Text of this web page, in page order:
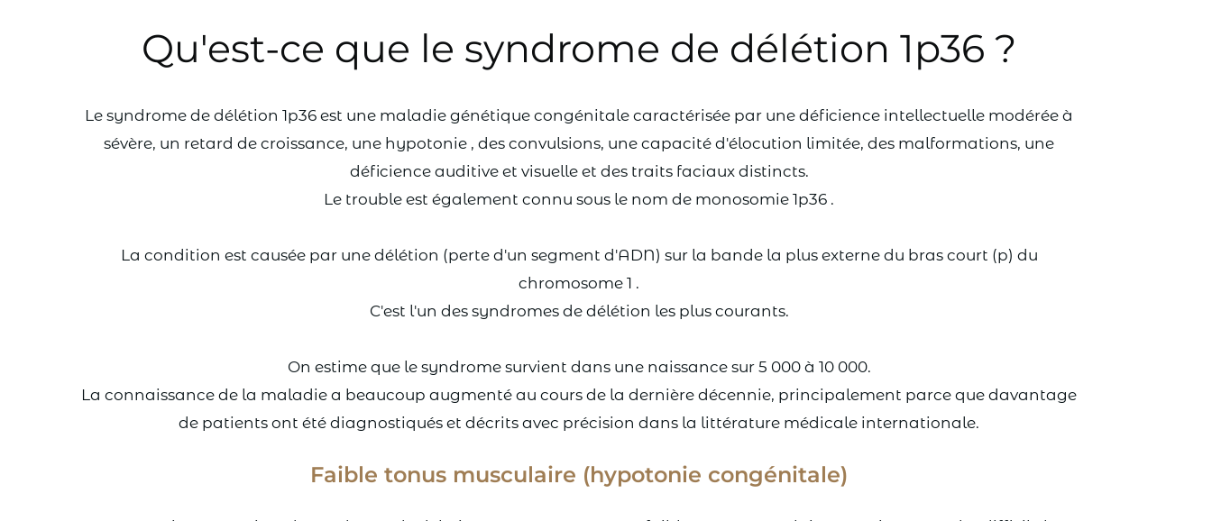
Qu'est-ce que le syndrome de délétion 1p36 ?
Le syndrome de délétion 1p36 est une maladie génétique congénitale caractérisée par une déficience intellectuelle modérée à
sévère, un retard de croissance, une hypotonie , des convulsions, une capacité d'élocution limitée, des malformations, une
déficience auditive et visuelle et des traits faciaux distincts.
Le trouble est également connu sous le nom de monosomie 1p36 .
La condition est causée par une délétion (perte d'un segment d'ADN) sur la bande la plus externe du bras court (p) du
chromosome 1 .
C'est l'un des syndromes de délétion les plus courants.
On estime que le syndrome survient dans une naissance sur 5 000 à 10 000.
La connaissance de la maladie a beaucoup augmenté au cours de la dernière décennie, principalement parce que davantage
de patients ont été diagnostiqués et décrits avec précision dans la littérature médicale internationale.
Faible tonus musculaire (hypotonie congénitale)